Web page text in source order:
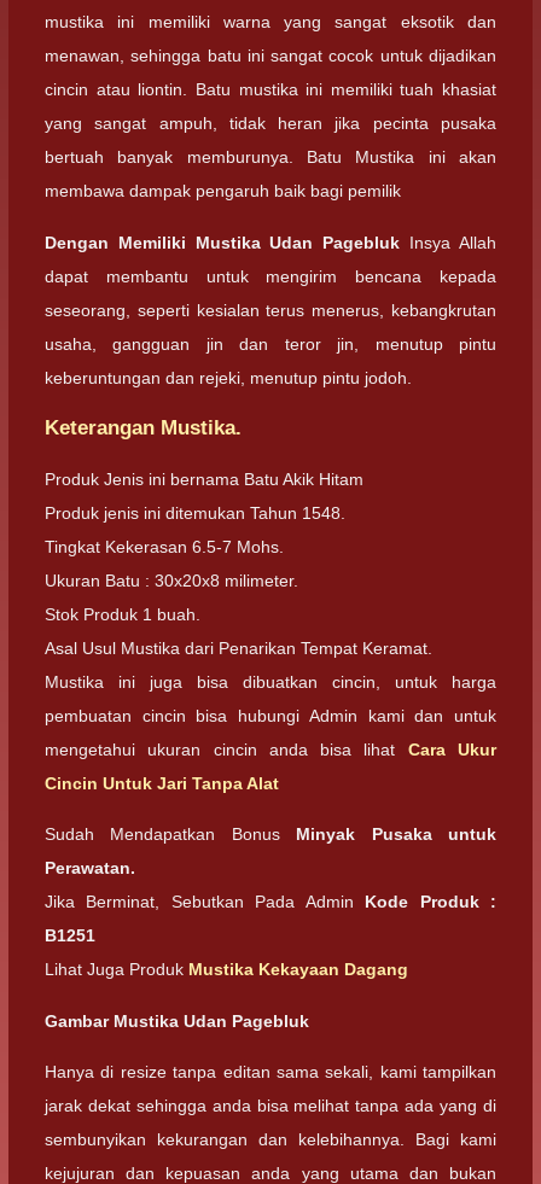
mustika ini memiliki warna yang sangat eksotik dan
menawan, sehingga batu ini sangat cocok untuk dijadikan
cincin atau liontin. Batu mustika ini memiliki tuah khasiat
yang sangat ampuh, tidak heran jika pecinta pusaka
bertuah banyak memburunya. Batu Mustika ini akan
membawa dampak pengaruh baik bagi pemilik
Dengan Memiliki Mustika Udan Pagebluk Insya Allah
dapat membantu untuk mengirim bencana kepada
seseorang, seperti kesialan terus menerus, kebangkrutan
usaha, gangguan jin dan teror jin, menutup pintu
keberuntungan dan rejeki, menutup pintu jodoh.
Keterangan Mustika.
Produk Jenis ini bernama Batu Akik Hitam
Produk jenis ini ditemukan Tahun 1548.
Tingkat Kekerasan 6.5-7 Mohs.
Ukuran Batu : 30x20x8 milimeter.
Stok Produk 1 buah.
Asal Usul Mustika dari Penarikan Tempat Keramat.
Mustika ini juga bisa dibuatkan cincin, untuk harga
pembuatan cincin bisa hubungi Admin kami dan untuk
mengetahui ukuran cincin anda bisa lihat Cara Ukur
Cincin Untuk Jari Tanpa Alat
Sudah Mendapatkan Bonus Minyak Pusaka untuk
Perawatan.
Jika Berminat, Sebutkan Pada Admin Kode Produk :
B1251
Lihat Juga Produk Mustika Kekayaan Dagang
Gambar Mustika Udan Pagebluk
Hanya di resize tanpa editan sama sekali, kami tampilkan
jarak dekat sehingga anda bisa melihat tanpa ada yang di
sembunyikan kekurangan dan kelebihannya. Bagi kami
kejujuran dan kepuasan anda yang utama dan bukan